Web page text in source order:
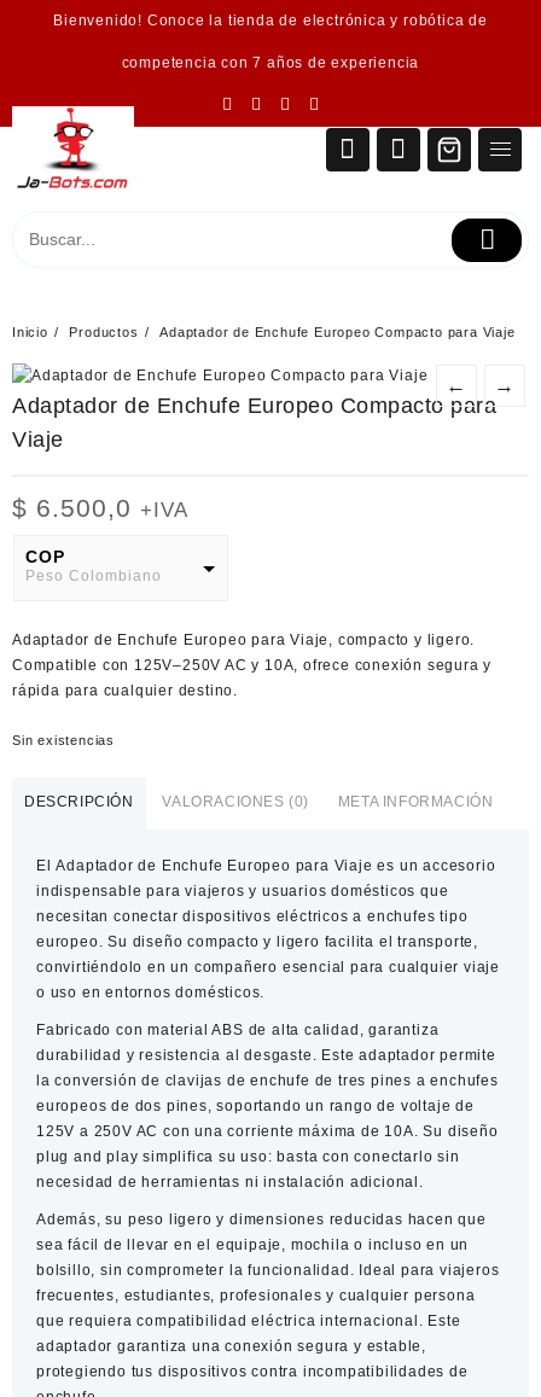
Bienvenido! Conoce la tienda de electrónica y robótica de
competencia con 7 años de experiencia
Inicio Productos Adaptador de Enchufe Europeo Compacto para Viaje
← →
Adaptador de Enchufe Europeo Compacto para
Viaje
$ 6.500,0 +IVA
COP
Peso Colombiano
American Dollar
Adaptador de Enchufe Europeo para Viaje, compacto y ligero.
Compatible con 125V–250V AC y 10A, ofrece conexión segura y
rápida para cualquier destino.
Sin existencias
DESCRIPCIÓN VALORACIONES (0) META INFORMACIÓN
ElAdaptador de Enchufe Europeo para Viaje es un accesorio
indispensable para viajeros y usuarios domésticos que
necesitan conectar dispositivos eléctricos a enchufes tipo
europeo. Su diseño compacto y ligero facilita el transporte,
convirtiéndolo en un compañero esencial para cualquier viaje
o uso en entornos domésticos.
Fabricado con material ABS de alta calidad, garantiza
durabilidad y resistencia al desgaste. Este adaptador permite
la conversión de clavijas de enchufe de tres pines a enchufes
europeos de dos pines, soportando un rango de voltaje de
125V a 250V AC con una corriente máxima de 10A. Su diseño
plug and play simplifica su uso: basta con conectarlo sin
necesidad de herramientas ni instalación adicional.
Además, su peso ligero y dimensiones reducidas hacen que
sea fácil de llevar en el equipaje, mochila o incluso en un
bolsillo, sin comprometer la funcionalidad. Ideal para viajeros
frecuentes, estudiantes, profesionales y cualquier persona
que requiera compatibilidad eléctrica internacional. Este
adaptador garantiza una conexión segura y estable,
protegiendo tus dispositivos contra incompatibilidades de